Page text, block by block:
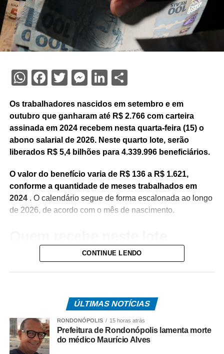
WhatsApp
Facebook
Twitter
Messenger
LinkedIn
Share
Os trabalhadores nascidos em setembro e em
outubro que ganharam até R$ 2.766 com carteira
assinada em 2024 recebem nesta quarta-feira (15) o
abono salarial de 2026. Neste quarto lote, serão
liberados R$ 5,4 bilhões para 4.339.996 beneficiários.
O valor do benefício varia de R$ 136 a R$ 1.621,
conforme a quantidade de meses trabalhados em
2024. O calendário segue de forma escalonada ao longo
de 2026, de acordo com o mês de nascimento.
Do total de contemplados em maio:
pagamento feito pela Caixa Econômica Federal,
somando R$ 4,8 bilhões;
• 499.509 são servidores públicos, inscritos no Programa
de Formação do Patrimônio do Servidor Público (Pasep),
CONTINUE LENDO
ÚLTIMAS NOTÍCIAS
RONDONÓPOLIS 15 horas atrás
Prefeitura de Rondonópolis lamenta morte
do médico Maurício Alves